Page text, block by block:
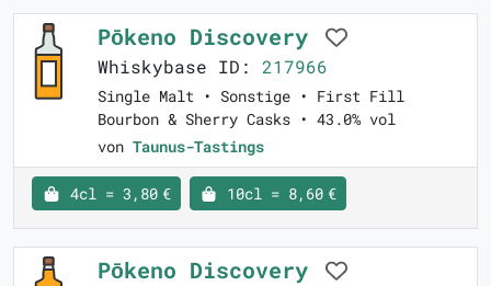
Pōkeno Discovery
Whiskybase ID: 217966
Single Malt • Sonstige • First Fill
Bourbon & Sherry Casks • 43.0% vol
von Taunus-Tastings
4cl = 3,80 € 10cl = 8,60 €
Pōkeno Discovery